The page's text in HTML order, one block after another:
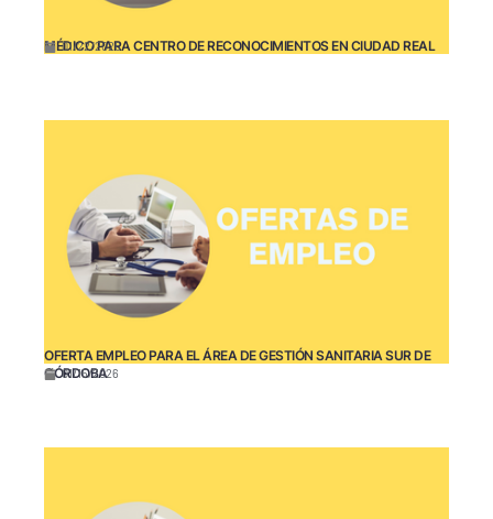
MÉDICO PARA CENTRO DE RECONOCIMIENTOS EN CIUDAD REAL
01/22/2026
OFERTA EMPLEO PARA EL ÁREA DE GESTIÓN SANITARIA SUR DE
CÓRDOBA
01/15/2026